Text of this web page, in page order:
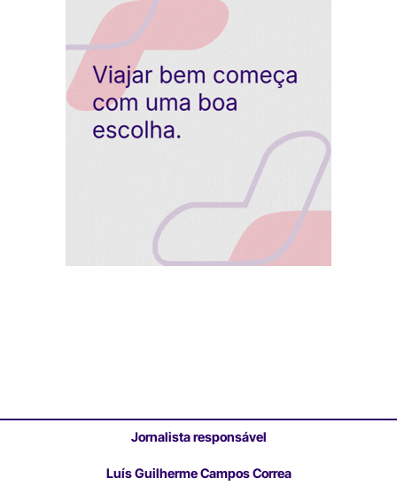
Jornalista responsável
Luís Guilherme Campos Correa